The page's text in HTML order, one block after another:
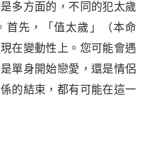
多方面的，不同的犯太歲
首先，「值太歲」（本命
在變動性上。您可能會遇
單身開始戀愛，還是情侶
的結束，都有可能在這一